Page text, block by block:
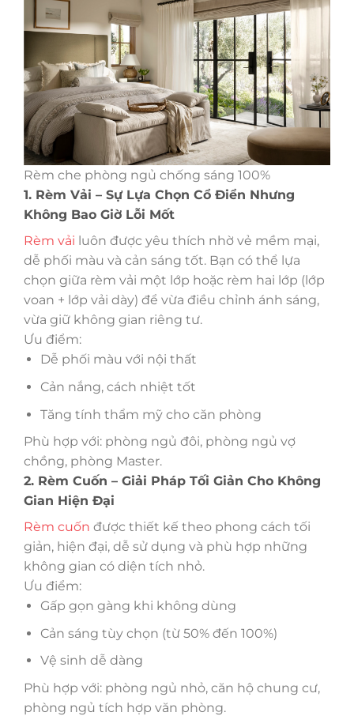
Rèm che phòng ngủ chống sáng 100%
1. Rèm Vải – Sự Lựa Chọn Cổ Điển Nhưng
Không Bao Giờ Lỗi Mốt
Rèm vải luôn được yêu thích nhờ vẻ mềm mại,
dễ phối màu và cản sáng tốt. Bạn có thể lựa
chọn giữa rèm vải một lớp hoặc rèm hai lớp (lớp
voan + lớp vải dày) để vừa điều chỉnh ánh sáng,
vừa giữ không gian riêng tư.
Ưu điểm:
Dễ phối màu với nội thất
Cản nắng, cách nhiệt tốt
Tăng tính thẩm mỹ cho căn phòng
Phù hợp với: phòng ngủ đôi, phòng ngủ vợ
chồng, phòng Master.
2. Rèm Cuốn – Giải Pháp Tối Giản Cho Không
Gian Hiện Đại
Rèm cuốn được thiết kế theo phong cách tối
giản, hiện đại, dễ sử dụng và phù hợp những
không gian có diện tích nhỏ.
Ưu điểm:
Gấp gọn gàng khi không dùng
Cản sáng tùy chọn (từ 50% đến 100%)
Vệ sinh dễ dàng
Phù hợp với: phòng ngủ nhỏ, căn hộ chung cư,
phòng ngủ tích hợp văn phòng.